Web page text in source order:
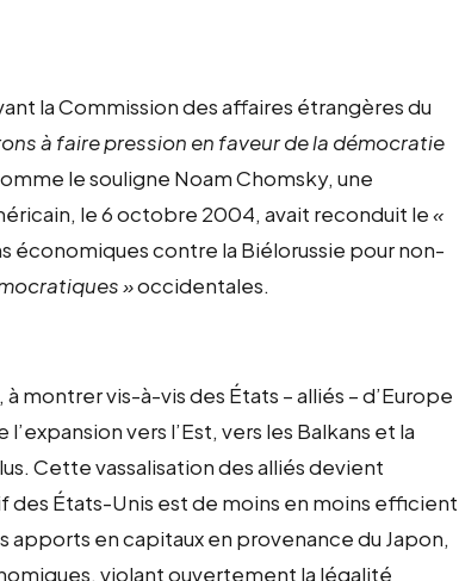
la Commission des affaires étrangères du
à faire pression en faveur de la démocratie
le souligne Noam Chomsky, une
le 6 octobre 2004, avait reconduit le«
économiques contre la Biélorussie pour non-
»occidentales.
vis-à-vis des États – alliés – d’Europe
vers l’Est, vers les Balkans et la
Cette vassalisation des alliés devient
des États-Unis est de moins en moins efficient
apports en capitaux en provenance du Japon,
violant ouvertement la légalité